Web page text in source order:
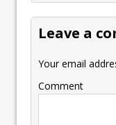
Leave a
Your email
Comment